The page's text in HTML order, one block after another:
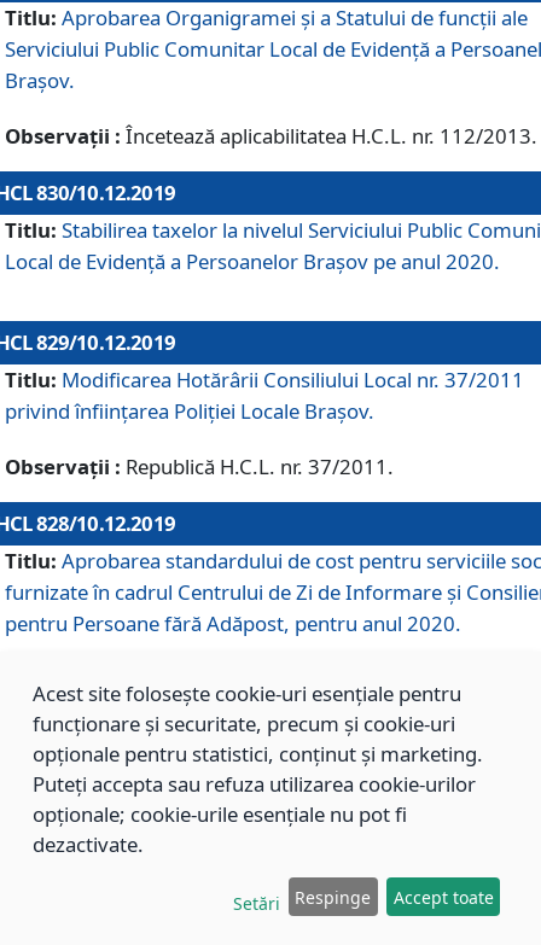
Titlu: Aprobarea Organigramei și a Statului de funcții ale
Serviciului Public Comunitar Local de Evidență a
Brașov.
Observații : Încetează aplicabilitatea H.C.L. nr. 112/2013.
830/10.12.2019
Titlu: Stabilirea taxelor la nivelul Serviciului Public
Local de Evidenţă a Persoanelor Braşov pe anul 2020.
829/10.12.2019
Titlu: Modificarea Hotărârii Consiliului Local nr. 37/2011
privind înființarea Poliției Locale Brașov.
Observații : Republică H.C.L. nr. 37/2011.
828/10.12.2019
Titlu: Aprobarea standardului de cost pentru serviciile
furnizate în cadrul Centrului de Zi de Informare și
pentru Persoane fără Adăpost, pentru anul 2020.
827/10.12.2019
Aprobarea standardului de cost pentru serviciile
furnizate în cadrul Centrului Rezidențial pentru Persoane
Adăpost, pentru anul 2020.
Aprobarea standardului de cost pentru serviciile
Acest site folosește cookie-uri esențiale pentru
funcționare și securitate, precum și cookie-uri
opționale pentru statistici, conținut și marketing.
Puteți accepta sau refuza utilizarea cookie-urilor
opționale; cookie-urile esențiale nu pot fi
dezactivate.
Setări Respinge Accept toate